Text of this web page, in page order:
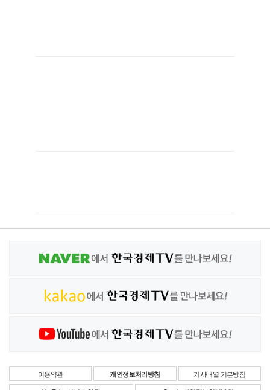
이용약관 개인정보처리방침 기사배열 기본방침